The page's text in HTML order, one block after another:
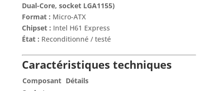
Dual-Core, socket LGA1155)
Format : Micro-ATX
Chipset : Intel H61 Express
État : Reconditionné / testé
Caractéristiques techniques
Composant Détails